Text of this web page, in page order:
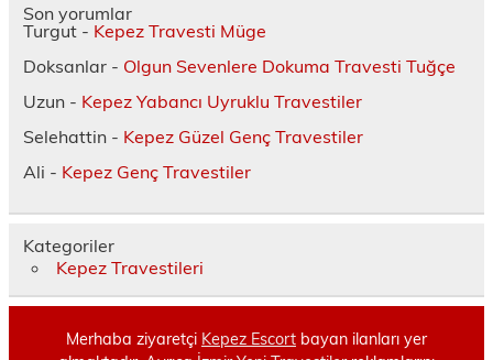
Son yorumlar
Turgut- Kepez Travesti Müge
Doksanlar- Olgun Sevenlere Dokuma Travesti Tuğçe
Uzun- Kepez Yabancı Uyruklu Travestiler
Selehattin- Kepez Güzel Genç Travestiler
Ali - Kepez Genç Travestiler
Kategoriler
Kepez Travestileri
Merhaba ziyaretçi Kepez Escort bayan ilanları yer